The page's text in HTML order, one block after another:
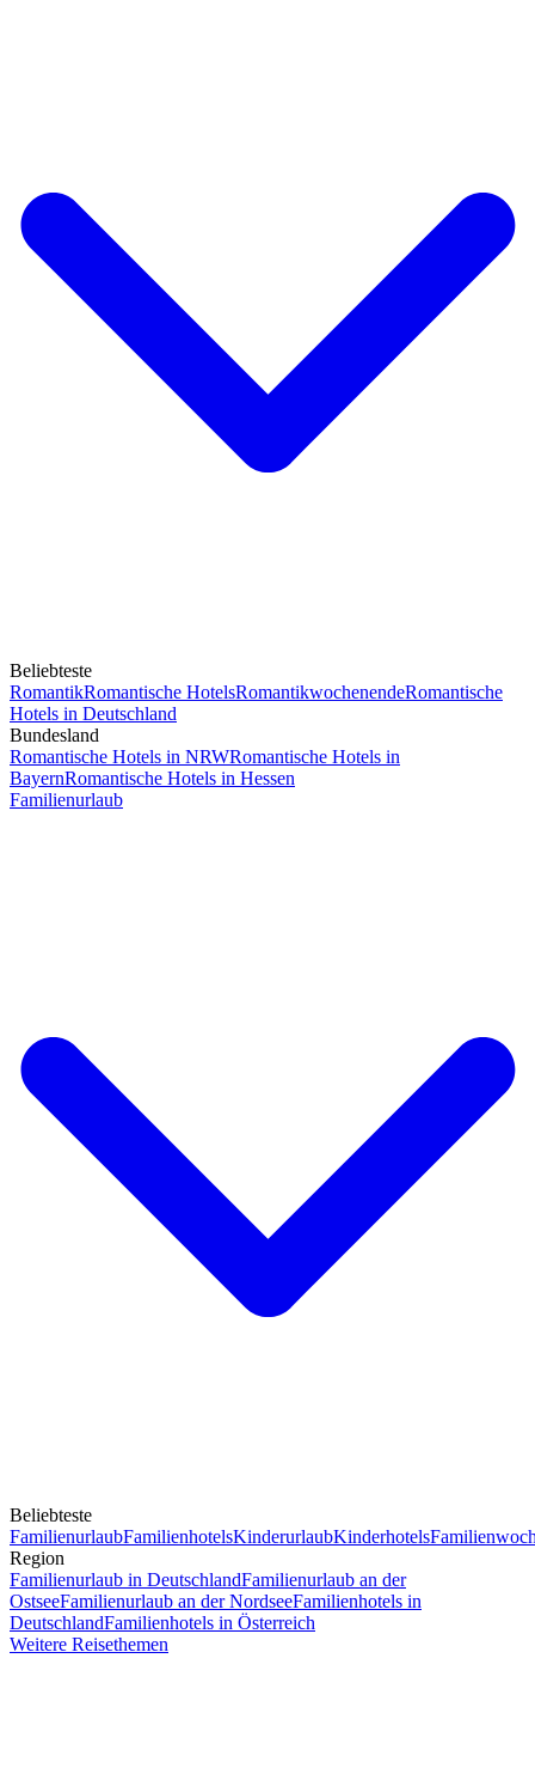
Beliebteste
RomantikRomantische HotelsRomantikwochenendeRomantische
Hotels in Deutschland
Bundesland
Romantische Hotels in NRWRomantische Hotels in
BayernRomantische Hotels in Hessen
Familienurlaub
Beliebteste
FamilienurlaubFamilienhotelsKinderurlaubKinderhotels
Region
Familienurlaub in DeutschlandFamilienurlaub an der
OstseeFamilienurlaub an der NordseeFamilienhotels in
DeutschlandFamilienhotels in Österreich
Weitere Reisethemen